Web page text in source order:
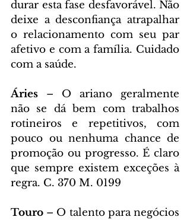
durar esta fase desfavorável. Não
deixe a desconfiança atrapalhar
o relacionamento com seu par
afetivo e com a família. Cuidado
com a saúde.
Áries – O ariano geralmente
não se dá bem com trabalhos
rotineiros e repetitivos, com
pouco ou nenhuma chance de
promoção ou progresso. É claro
que sempre existem exceções à
regra. C. 370 M. 0199
Touro – O talento para negócios